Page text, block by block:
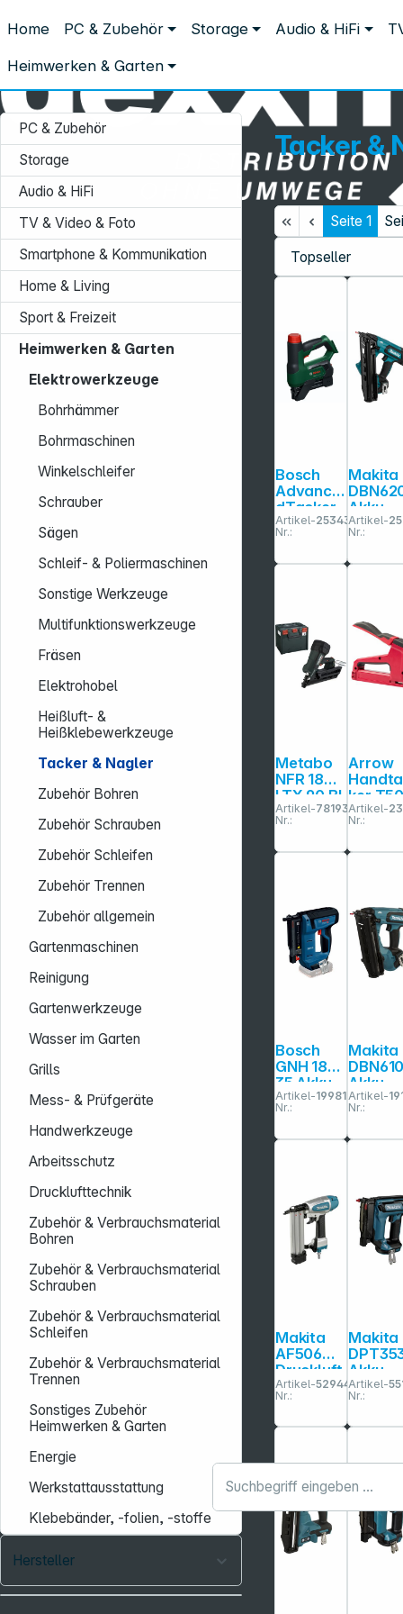
Home PC & Zubehör Storage Audio & HiFi
Heimwerken & Garten
Heimwerken & Garten Elektrowerkzeuge Tacker & Nagler
Tacker & Nagler
PC & Zubehör
Storage
Audio & HiFi
TV & Video & Foto
Smartphone & Kommunikation
Home & Living
Sport & Freizeit
Heimwerken & Garten
Elektrowerkzeuge
Bohrhämmer
Bohrmaschinen
Winkelschleifer
Schrauber
Sägen
Schleif- & Poliermaschinen
Sonstige Werkzeuge
Multifunktionswerkzeuge
Fräsen
Elektrohobel
Heißluft- &
Heißklebewerkzeuge
Tacker & Nagler
Zubehör Bohren
Zubehör Schrauben
Zubehör Schleifen
Zubehör Trennen
Zubehör allgemein
Gartenmaschinen
Reinigung
Gartenwerkzeuge
Wasser im Garten
Grills
Mess- & Prüfgeräte
Handwerkzeuge
Arbeitsschutz
Drucklufttechnik
Zubehör & Verbrauchsmaterial
Bohren
Zubehör & Verbrauchsmaterial
Schrauben
Zubehör & Verbrauchsmaterial
Schleifen
Zubehör & Verbrauchsmaterial
Trennen
Sonstiges Zubehör
Heimwerken & Garten
Energie
Werkstattausstattung
Klebebänder, -folien, -stoffe
Hersteller
Tacker &
Seite 1
Bosch
Advance
dTacker
18V-25
Akku-
Tacker
Artikel-
Nr.:
253432
Makita
Akku-
pfnagler
Artikel-
Nr.:
Metabo
NFR 18
LTX 90 BL
Akku-
Nagler
Artikel-
Nr.:
781930
Arrow
ker T50
RED2
Artikel-
Nr.:
Bosch
GNH 18V-
35 Akku-
Holznagl
er
Artikel-
Nr.:
199819
Makita
Akku-
pfnagler
18V
Artikel-
Nr.:
Makita
AF506
Druckluft
nagler
Artikel-
Nr.:
529440
Makita
Akku-
er
Artikel-
Nr.:
Service-Hotline:
+49 931 9708–496
Mo. - Fr.: 08:00 - 17:00 Uhr